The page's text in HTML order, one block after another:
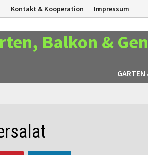
Kontakt & Kooperation Impressum
Balkon &